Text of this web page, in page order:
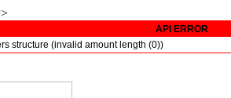
API ERROR
structure (invalid amount length (0))